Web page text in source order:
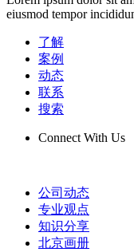
eiusmod tempor
了解
案例
动态
联系
搜索
Connect With Us
公司动态
专业观点
知识分享
北京画册